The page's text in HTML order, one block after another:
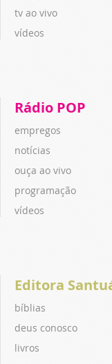
tv ao vivo
vídeos
Rádio POP
empregos
notícias
ouça ao vivo
programação
vídeos
Editora
bíblias
deus conosco
livros